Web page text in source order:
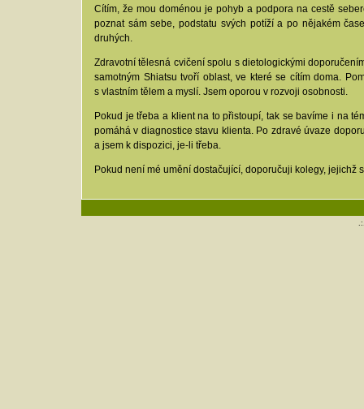
Cítím, že mou doménou je pohyb a podpora na cestě
poznat sám sebe, podstatu svých potíží a po nějakém
druhých.
Zdravotní tělesná cvičení spolu s dietologickými
samotným Shiatsu tvoří oblast, ve které se cítím doma.
s vlastním tělem a myslí. Jsem oporou v rozvoji osobnosti.
Pokud je třeba a klient na to přistoupí, tak se bavíme i na
pomáhá v diagnostice stavu klienta. Po zdravé úvaze
a jsem k dispozici, je-li třeba.
Pokud není mé umění dostačující, doporučuji kolegy, jejichž